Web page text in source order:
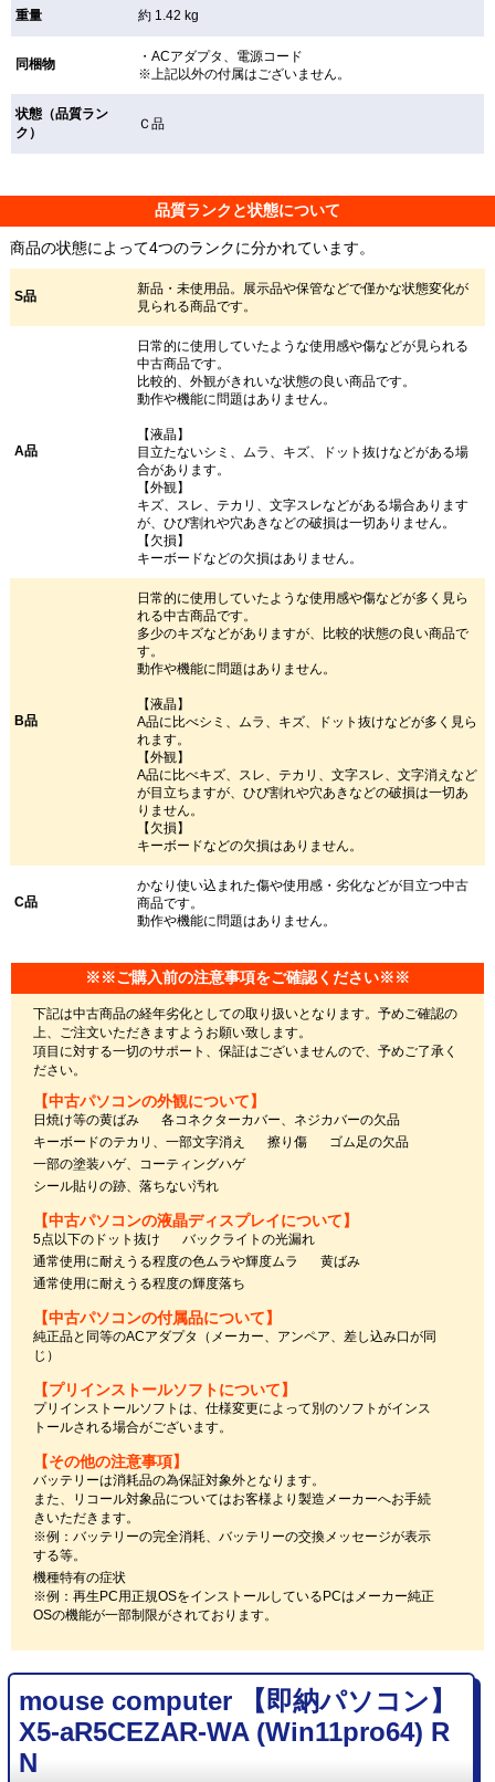
重量 約 1.42 kg
同梱物
・ACアダプタ、電源コード
※上記以外の付属はございません。
状態（品質ラン
ク）
Ｃ品
品質ランクと状態について
商品の状態によって4つのランクに分かれています。
S品
新品・未使用品。展示品や保管などで僅かな状態変化が
見られる商品です。
A品
日常的に使用していたような使用感や傷などが見られる
中古商品です。
比較的、外観がきれいな状態の良い商品です。
動作や機能に問題はありません。
【液晶】
目立たないシミ、ムラ、キズ、ドット抜けなどがある場
合があります。
【外観】
キズ、スレ、テカリ、文字スレなどがある場合あります
が、ひび割れや穴あきなどの破損は一切ありません。
【欠損】
キーボードなどの欠損はありません。
B品
日常的に使用していたような使用感や傷などが多く見ら
れる中古商品です。
多少のキズなどがありますが、比較的状態の良い商品で
す。
動作や機能に問題はありません。
【液晶】
A品に比べシミ、ムラ、キズ、ドット抜けなどが多く見ら
れます。
【外観】
A品に比べキズ、スレ、テカリ、文字スレ、文字消えなど
が目立ちますが、ひび割れや穴あきなどの破損は一切あ
りません。
【欠損】
キーボードなどの欠損はありません。
C品
かなり使い込まれた傷や使用感・劣化などが目立つ中古
商品です。
動作や機能に問題はありません。
※※ご購入前の注意事項をご確認ください※※
下記は中古商品の経年劣化としての取り扱いとなります。予めご確認の
上、ご注文いただきますようお願い致します。
項目に対する一切のサポート、保証はございませんので、予めご了承く
ださい。
【中古パソコンの外観について】
日焼け等の黄ばみ
各コネクターカバー、ネジカバーの欠品
キーボードのテカリ、一部文字消え
擦り傷
ゴム足の欠品
一部の塗装ハゲ、コーティングハゲ
シール貼りの跡、落ちない汚れ
【中古パソコンの液晶ディスプレイについて】
5点以下のドット抜け
バックライトの光漏れ
通常使用に耐えうる程度の色ムラや輝度ムラ
黄ばみ
通常使用に耐えうる程度の輝度落ち
【中古パソコンの付属品について】
純正品と同等のACアダプタ（メーカー、アンペア、差し込み口が同
じ）
【プリインストールソフトについて】
プリインストールソフトは、仕様変更によって別のソフトがインス
トールされる場合がございます。
【その他の注意事項】
バッテリーは消耗品の為保証対象外となります。
また、リコール対象品についてはお客様より製造メーカーへお手続
きいただきます。
※例：バッテリーの完全消耗、バッテリーの交換メッセージが表示
する等。
機種特有の症状
※例：再生PC用正規OSをインストールしているPCはメーカー純正
OSの機能が一部制限がされております。
mouse computer 【即納パソコン】
X5-aR5CEZAR-WA (Win11pro64) R
N